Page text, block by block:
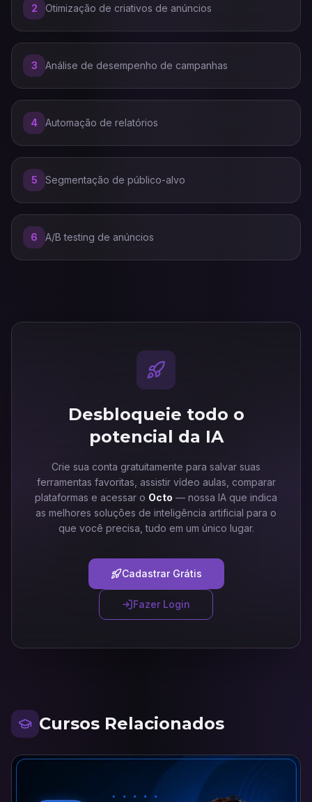
2 Otimização de criativos de anúncios
3 Análise de desempenho de campanhas
4 Automação de relatórios
5 Segmentação de público-alvo
6 A/B testing de anúncios
Desbloqueie todo o
potencial da IA
Crie sua conta gratuitamente para salvar suas
ferramentas favoritas, assistir vídeo aulas, comparar
plataformas e acessar o Octo — nossa IA que indica
as melhores soluções de inteligência artificial para o
que você precisa, tudo em um único lugar.
Cadastrar Grátis
Fazer Login
Cursos Relacionados